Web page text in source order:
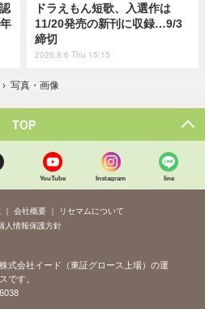
ドラえもん短歌、入選作は
11/20発売の新刊に収録…9/3
締切
2026.8.6 Thu 15:15
› 写真・画像
TOP
YouTube Instagram line
会社概要
リセマムについて
人情報保護方針
式会社イード（東証グロース上場）の運
です。